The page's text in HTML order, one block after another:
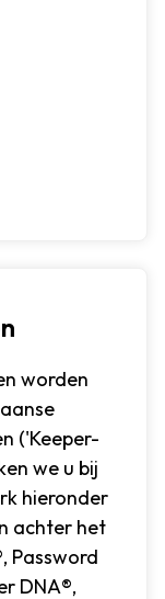
worden
('Keeper-
we u bij
hieronder
achter het
Password
DNA®,